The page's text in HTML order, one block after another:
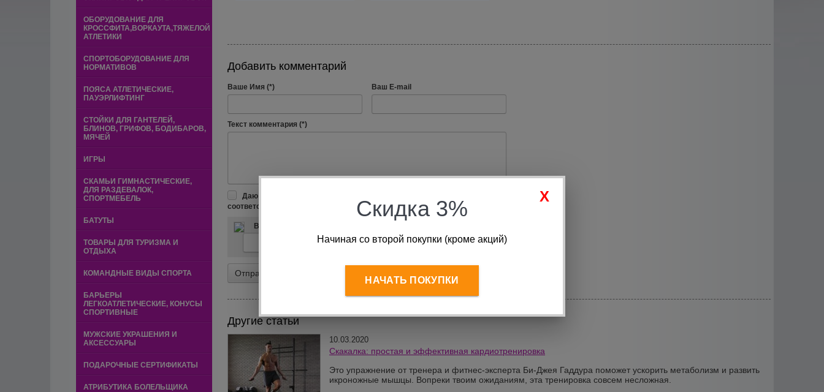
ОБОРУДОВАНИЕ ДЛЯ
КРОССФИТА,ВОРКАУТА,ТЯЖЕЛОЙ
АТЛЕТИКИ
СПОРТОБОРУДОВАНИЕ ДЛЯ
НОРМАТИВОВ
ПОЯСА АТЛЕТИЧЕСКИЕ,
ПАУЭРЛИФТИНГ
СТОЙКИ ДЛЯ ГАНТЕЛЕЙ,
БЛИНОВ, ГРИФОВ, БОДИБАРОВ,
МЯЧЕЙ
ИГРЫ
СКАМЬИ ГИМНАСТИЧЕСКИЕ,
ДЛЯ РАЗДЕВАЛОК,
СПОРТМЕБЕЛЬ
БАТУТЫ
ТОВАРЫ ДЛЯ ТУРИЗМА И
ОТДЫХА
КОМАНДНЫЕ ВИДЫ СПОРТА
БАРЬЕРЫ
ЛЕГКОАТЛЕТИЧЕСКИЕ, КОНУСЫ
СПОРТИВНЫЕ
МУЖСКИЕ УКРАШЕНИЯ И
АКСЕССУАРЫ
ПОДАРОЧНЫЕ СЕРТИФИКАТЫ
АТРИБУТИКА БОЛЕЛЬЩИКА
Добавить комментарий
Ваше Имя (*) Ваш E-mail
Текст комментария (*)
Даю своё
соответствии с
Политикой конфиденциальности
Введите символы, которые видите на картинке
Другие статьи
10.03.2020
Скакалка: простая и эффективная кардиотренировка
Это упражнение от тренера и фитнес-эксперта Би-Джея Гаддура поможет ускорить метаболизм и развить
икроножные мышцы. Вопреки твоим ожиданиям, эта тренировка совсем несложная.
Скидка 3%
Начиная со второй покупки (кроме акций)
НАЧАТЬ ПОКУПКИ